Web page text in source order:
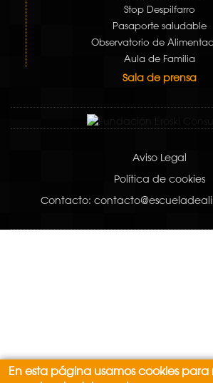
Stop Despilfarro
Pasaporte saludable
Observatorio de
Aula de Familia
Sala de prensa
Aviso Legal
Política de cookies
Contacto:
En esta página usamos cookies para